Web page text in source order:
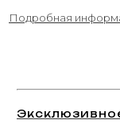
Подробная